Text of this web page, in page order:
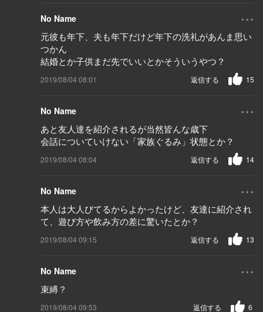
No Name ...
元彼も年下、夫も年下だけど年下の洗礼があんま思い
つかん
結婚とか子供まだ先でいいとかそういうやつ？
2019/08/04 08:01 15
返信する
No Name ...
あと友人達を紹介されるが当然皆んな歳下
会話についていけない「家族ぐるみ」状態とか？
2019/08/04 08:04 14
返信する
No Name ...
本人は大人びてるからよかったけど、友達に紹介され
て、遊び方や飲み方の差に驚いたとか？
2019/08/04 09:15 13
返信する
No Name ...
束縛？
2019/08/04 09:53 6
返信する